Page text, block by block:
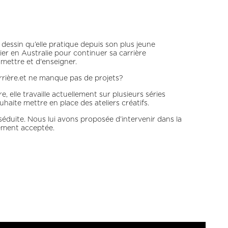
qu’elle pratique depuis son plus jeune
en Australie pour continuer sa carrière
et d'enseigner.
ne manque pas de projets?
elle travaille actuellement sur plusieurs séries
mettre en place des ateliers créatifs.
Nous lui avons proposée d’intervenir dans la
acceptée.